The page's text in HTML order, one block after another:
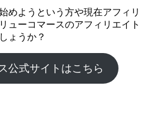
めようという方や現在アフィリ
ューコマースのアフィリエイト
ょうか？
公式サイトはこちら